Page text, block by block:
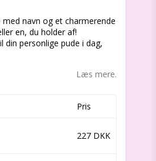
navn og et charmerende
en, du holder af!
personlige pude i dag,
Læs mere.
Pris
227 DKK